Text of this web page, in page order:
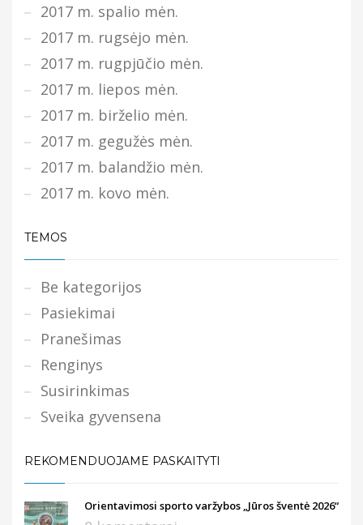
2017 m. spalio mėn.
2017 m. rugsėjo mėn.
2017 m. rugpjūčio mėn.
2017 m. liepos mėn.
2017 m. birželio mėn.
2017 m. gegužės mėn.
2017 m. balandžio mėn.
2017 m. kovo mėn.
TEMOS
Be kategorijos
Pasiekimai
Pranešimas
Renginys
Susirinkimas
Sveika gyvensena
REKOMENDUOJAME PASKAITYTI
Orientavimosi sporto varžybos „Jūros šventė 2026“